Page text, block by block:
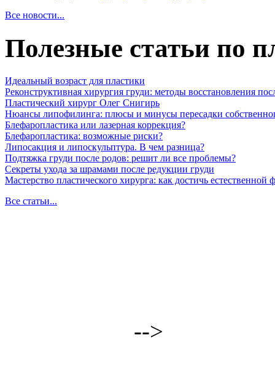
Все новости...
Полезные статьи по
Идеальный возраст для пластики
Реконструктивная хирургия груди: методы восстановления
Пластический хирург Олег Снигирь
Нюансы липофилинга: плюсы и минусы пересадки
Блефаропластика или лазерная коррекция?
Блефаропластика: возможные риски?
Липосакция и липоскульптура. В чем разница?
Подтяжка груди после родов: решит ли все проблемы?
Секреты ухода за шрамами после редукции груди
Мастерство пластического хирурга: как достичь
Все статьи...
-->